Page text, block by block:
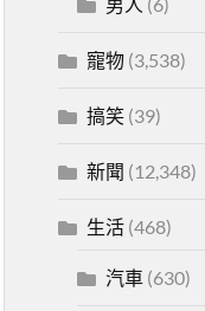
寵物(3,538)
搞笑(39)
新聞 (12,348)
生活(468)
汽車(630)